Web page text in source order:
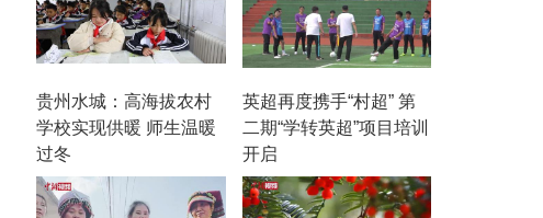
贵州水城：高海拔农村
学校实现供暖 师生温暖
过冬
英超再度携手“村超” 第
二期“学转英超”项目培训
开启